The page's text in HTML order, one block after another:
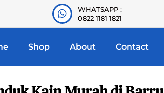
WHATSAPP :
0822 1181 1821
Shop About Contact